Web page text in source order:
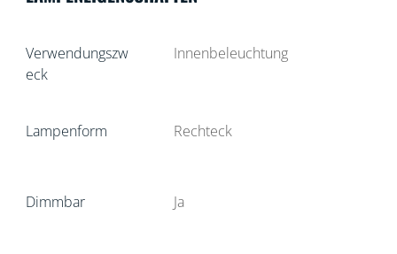
Verwendungszw
eck
Innenbeleuchtung
Lampenform Rechteck
Dimmbar Ja